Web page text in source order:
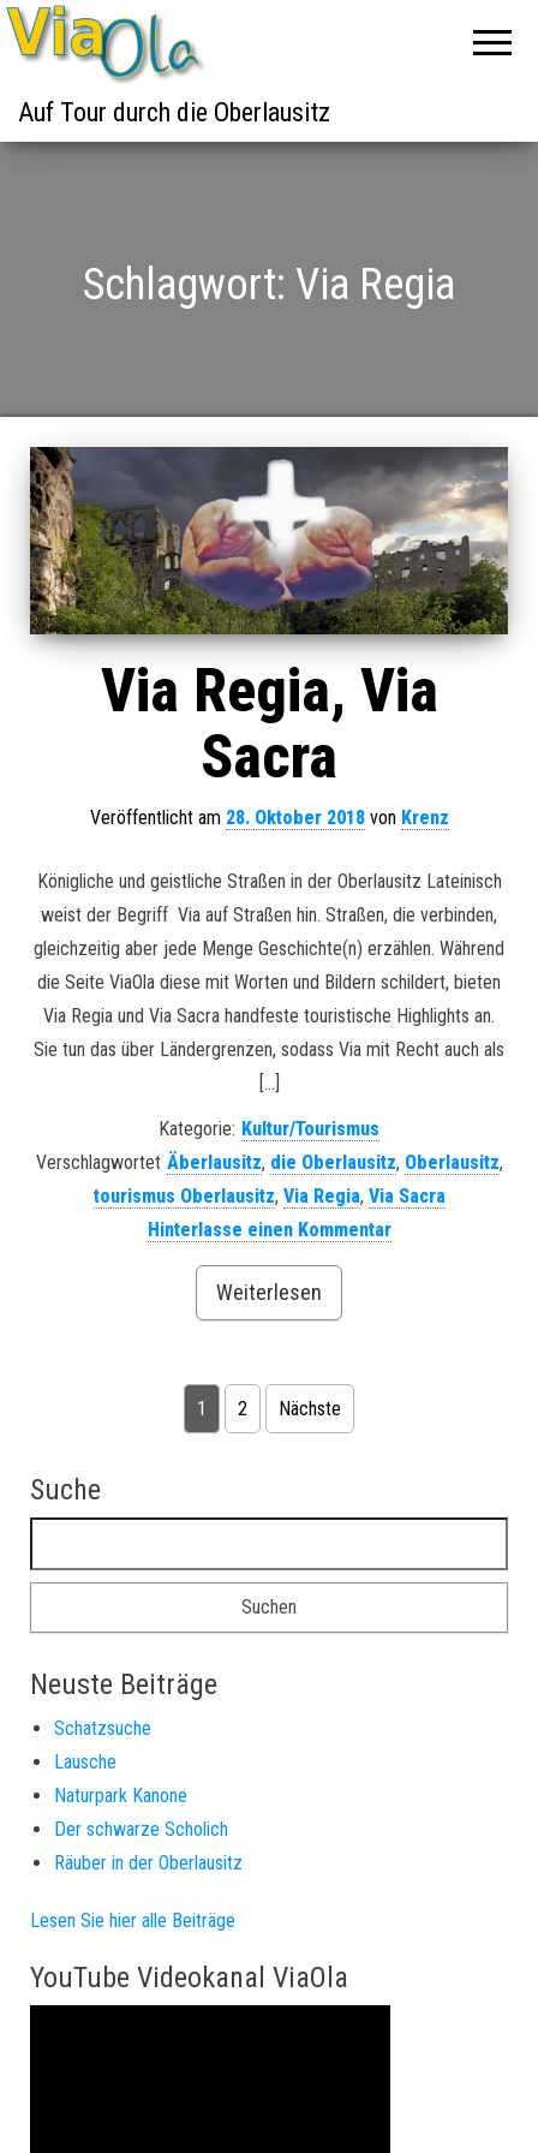
Auf Tour durch die Oberlausitz
Schlagwort: Via Regia
Via Regia, Via
Sacra
Veröffentlicht am 28. Oktober 2018von Krenz
Königliche und geistliche Straßen in der Oberlausitz Lateinisch
weist der Begriff Via auf Straßen hin. Straßen, die verbinden,
gleichzeitig aber jede Menge Geschichte(n) erzählen. Während
die Seite ViaOla diese mit Worten und Bildern schildert, bieten
Via Regia und Via Sacra handfeste touristische Highlights an.
Sie tun das über Ländergrenzen, sodass Via mit Recht auch als
[…]
Kategorie: Kultur/Tourismus
Verschlagwortet Äberlausitz, die Oberlausitz, Oberlausitz,
tourismus Oberlausitz, Via Regia, Via Sacra
Hinterlasse einen Kommentar
Weiterlesen
Seitennummerierung der Beiträge
1 2 Nächste
Suche
Neuste Beiträge
Schatzsuche
Lausche
Naturpark Kanone
Der schwarze Scholich
Räuber in der Oberlausitz
Lesen Sie hier alle Beiträge
YouTube Videokanal ViaOla